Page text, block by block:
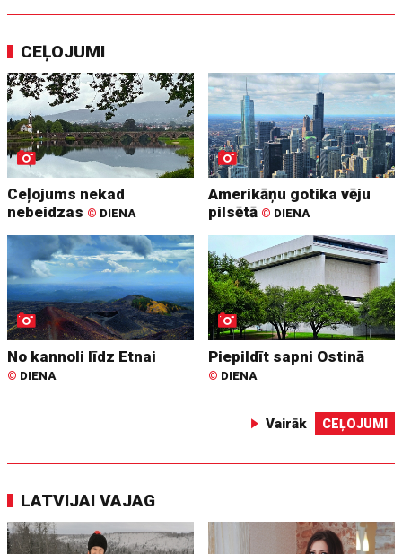
CEĻOJUMI
Ceļojums nekad
nebeidzas © DIENA
Amerikāņu gotika vēju
pilsētā © DIENA
No kannoli līdz Etnai
© DIENA
Piepildīt sapni Ostinā
© DIENA
Vairāk CEĻOJUMI
LATVIJAI VAJAG